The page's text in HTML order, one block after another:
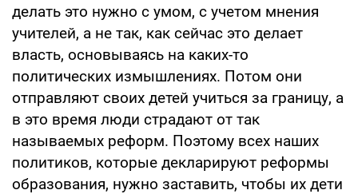
делать это нужно с умом, с учетом мнения
учителей, а не так, как сейчас это делает
власть, основываясь на каких-то
политических измышлениях. Потом они
отправляют своих детей учиться за границу, а
в это время люди страдают от так
называемых реформ. Поэтому всех наших
политиков, которые декларируют реформы
образования, нужно заставить, чтобы их дети